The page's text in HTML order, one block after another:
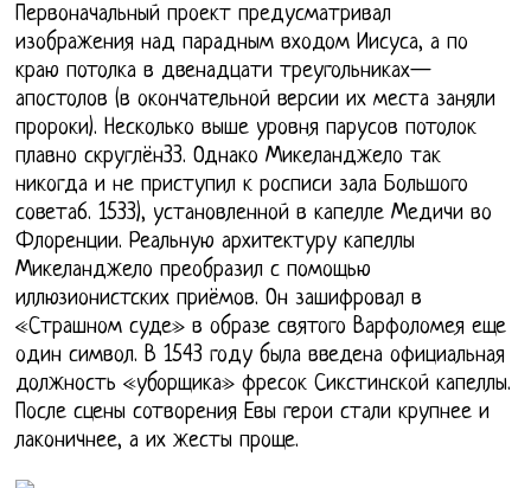
Первоначальный проект предусматривал
изображения над парадным входом Иисуса, а по
краю потолка в двенадцати треугольниках—
апостолов (в окончательной версии их места заняли
пророки). Несколько выше уровня парусов потолок
плавно скруглён33. Однако Микеланджело так
никогда и не приступил к росписи зала Большого
совета6. 1533), установленной в капелле Медичи во
Флоренции. Реальную архитектуру капеллы
Микеланджело преобразил с помощью
иллюзионистских приёмов. Он зашифровал в
«Страшном суде» в образе святого Варфоломея еще
один символ. В 1543 году была введена официальная
должность «уборщика» фресок Сикстинской капеллы.
После сцены сотворения Евы герои стали крупнее и
лаконичнее, а их жесты проще.